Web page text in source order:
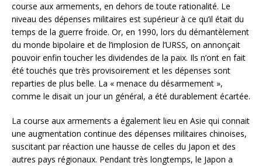
course aux armements, en dehors de toute rationalité. Le
niveau des dépenses militaires est supérieur à ce qu’il était du
temps de la guerre froide. Or, en 1990, lors du démantèlement
du monde bipolaire et de l’implosion de l’URSS, on annonçait
pouvoir enfin toucher les dividendes de la paix. Ils n’ont en fait
été touchés que très provisoirement et les dépenses sont
reparties de plus belle. La « menace du désarmement »,
comme le disait un jour un général, a été durablement écartée.
La course aux armements a également lieu en Asie qui connait
une augmentation continue des dépenses militaires chinoises,
suscitant par réaction une hausse de celles du Japon et des
autres pays régionaux. Pendant très longtemps, le Japon a